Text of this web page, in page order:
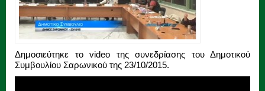
Δημοσιεύτηκε το video της συνεδρίασης του Δημοτικού
Συμβουλίου Σαρωνικού της 23/10/2015.